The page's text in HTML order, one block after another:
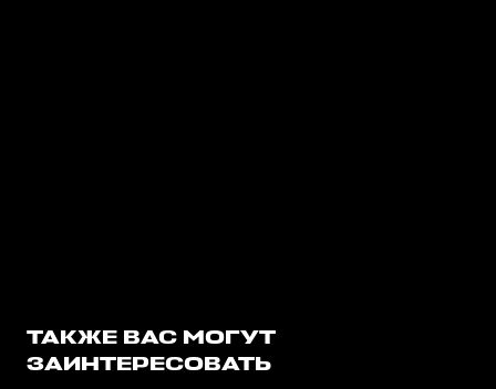
ТАКЖЕ ВАС МОГУТ
ЗАИНТЕРЕСОВАТЬ